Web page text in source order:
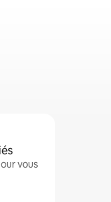
vous